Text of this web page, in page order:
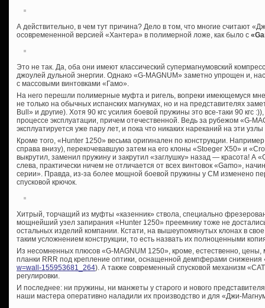
А действительно, в чем тут причина? Дело в том, что многие считают
осовремененной версией «Хантера» в полимерной ложе, как было с
Это не так. Да, оба они имеют классический супермагнумовский
джоулей дульной энергии. Однако «G-MAGNUM» заметно упрощен и,
с массовыми винтовками «Гамо».
На него перешли полимерные муфта и ригель, вопреки имеющемуся
не только на обычных испанских магнумах, но и на представителях
Bull» и другие). Хотя 90 кгс усилия боевой пружины это все-таки 90 кгс
процессе эксплуатации, причем отечественной. Ведь за рубежом «G-
эксплуатируется уже пару лет, и пока что никаких нареканий на эти
Кроме того, «Hunter 1250» весьма оригинален по конструкции.
справа внизу), перекочевавшую затем на его клоны «Stoeger Х50» и
выкрутил, заменил пружину и закрутил «заглушку» назад — красота! А
слева, практически ничем не отличается от всех винтовок «Gamo»,
серии». Правда, из-за более мощной боевой пружины у СМ изменено
спусковой крючок.
Хитрый, торчащий из муфты «казенник» ствола, специально
мощнейший узел запирания «Hunter 1250» преемнику тоже не
остальных изделий компании. Кстати, на вышеупомянутых клонах в
таким усложнением конструкции, то есть назвать их полноценными
Из несомненных плюсов «G-MAGNUM 1250», кроме, естественно,
планки RRR под крепление оптики, оснащенной демпферами снижения
w=wall-155953681_264). А также современный спусковой механизм
регулировки.
И последнее: ни пружины, ни манжеты у старого и нового
наши мастера оперативно наладили их производство и для «Джи-